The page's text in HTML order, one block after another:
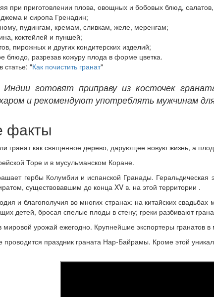
при приготовлении плова, овощных и бобовых блюд, салатов,
и сиропа Гренадин;
пудингам, кремам, сливкам, желе, меренгам;
коктейлей и пуншей;
пирожных и других кондитерских изделий;
блюдо, разрезав кожуру плода в форме цветка.
статье: "Как почистить гранат"
готовят приправу из косточек
и рекомендуют употреблять мужчинам
факты
гранат как священное дерево, дарующее новую жизнь, а
Торе и в мусульманском Коране.
гербы Колумбии и испанской Гранады.
существовавшим до конца XV в. на этой территории .
и благополучия во многих странах: на китайских
детей, бросая спелые плоды в стену; греки разбивают
мировой урожай ежегодно. Крупнейшие экспортеры
праздник граната Нар-Байрамы. Кроме этой